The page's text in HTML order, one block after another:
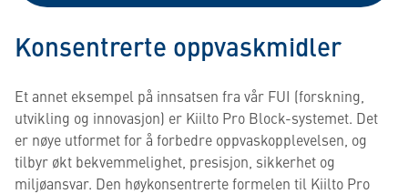
Konsentrerte oppvaskmidler
Et annet eksempel på innsatsen fra vår FUI (forskning,
utvikling og innovasjon) er Kiilto Pro Block-systemet. Det
er nøye utformet for å forbedre oppvaskopplevelsen, og
tilbyr økt bekvemmelighet, presisjon, sikkerhet og
miljøansvar. Den høykonsentrerte formelen til Kiilto Pro